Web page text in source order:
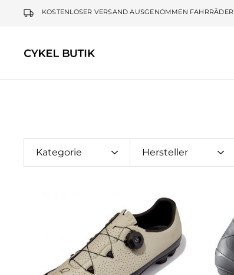
KOSTENLOSER VERSAND AUSGENOMMEN FAHRRÄDER
Cykel
Kategorie Hersteller